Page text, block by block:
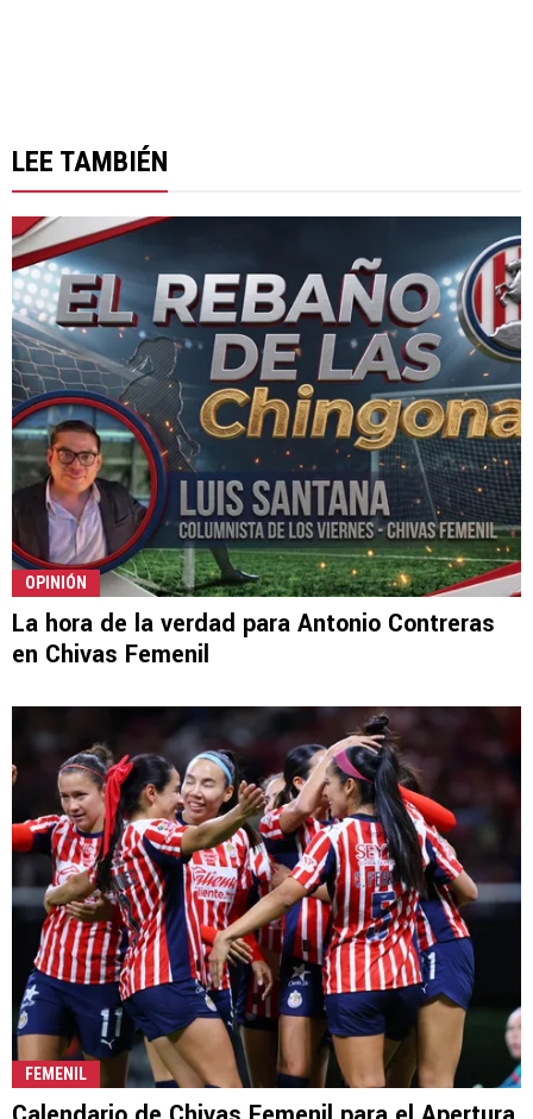
LEE TAMBIÉN
OPINIÓN
La hora de la verdad para Antonio Contreras
en Chivas Femenil
FEMENIL